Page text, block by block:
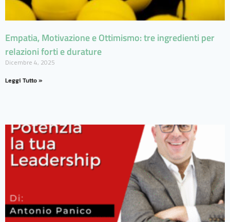
Empatia, Motivazione e Ottimismo: tre ingredienti per
relazioni forti e durature
Dicembre 4, 2025
Leggi Tutto »